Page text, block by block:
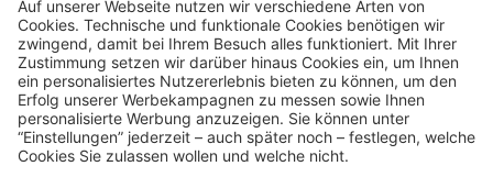
Stromerzeugung mit Photovoltaik
Förderungen
Gesetze & Regelungen
Heizen mit Gas
Vergleichen & Entscheiden